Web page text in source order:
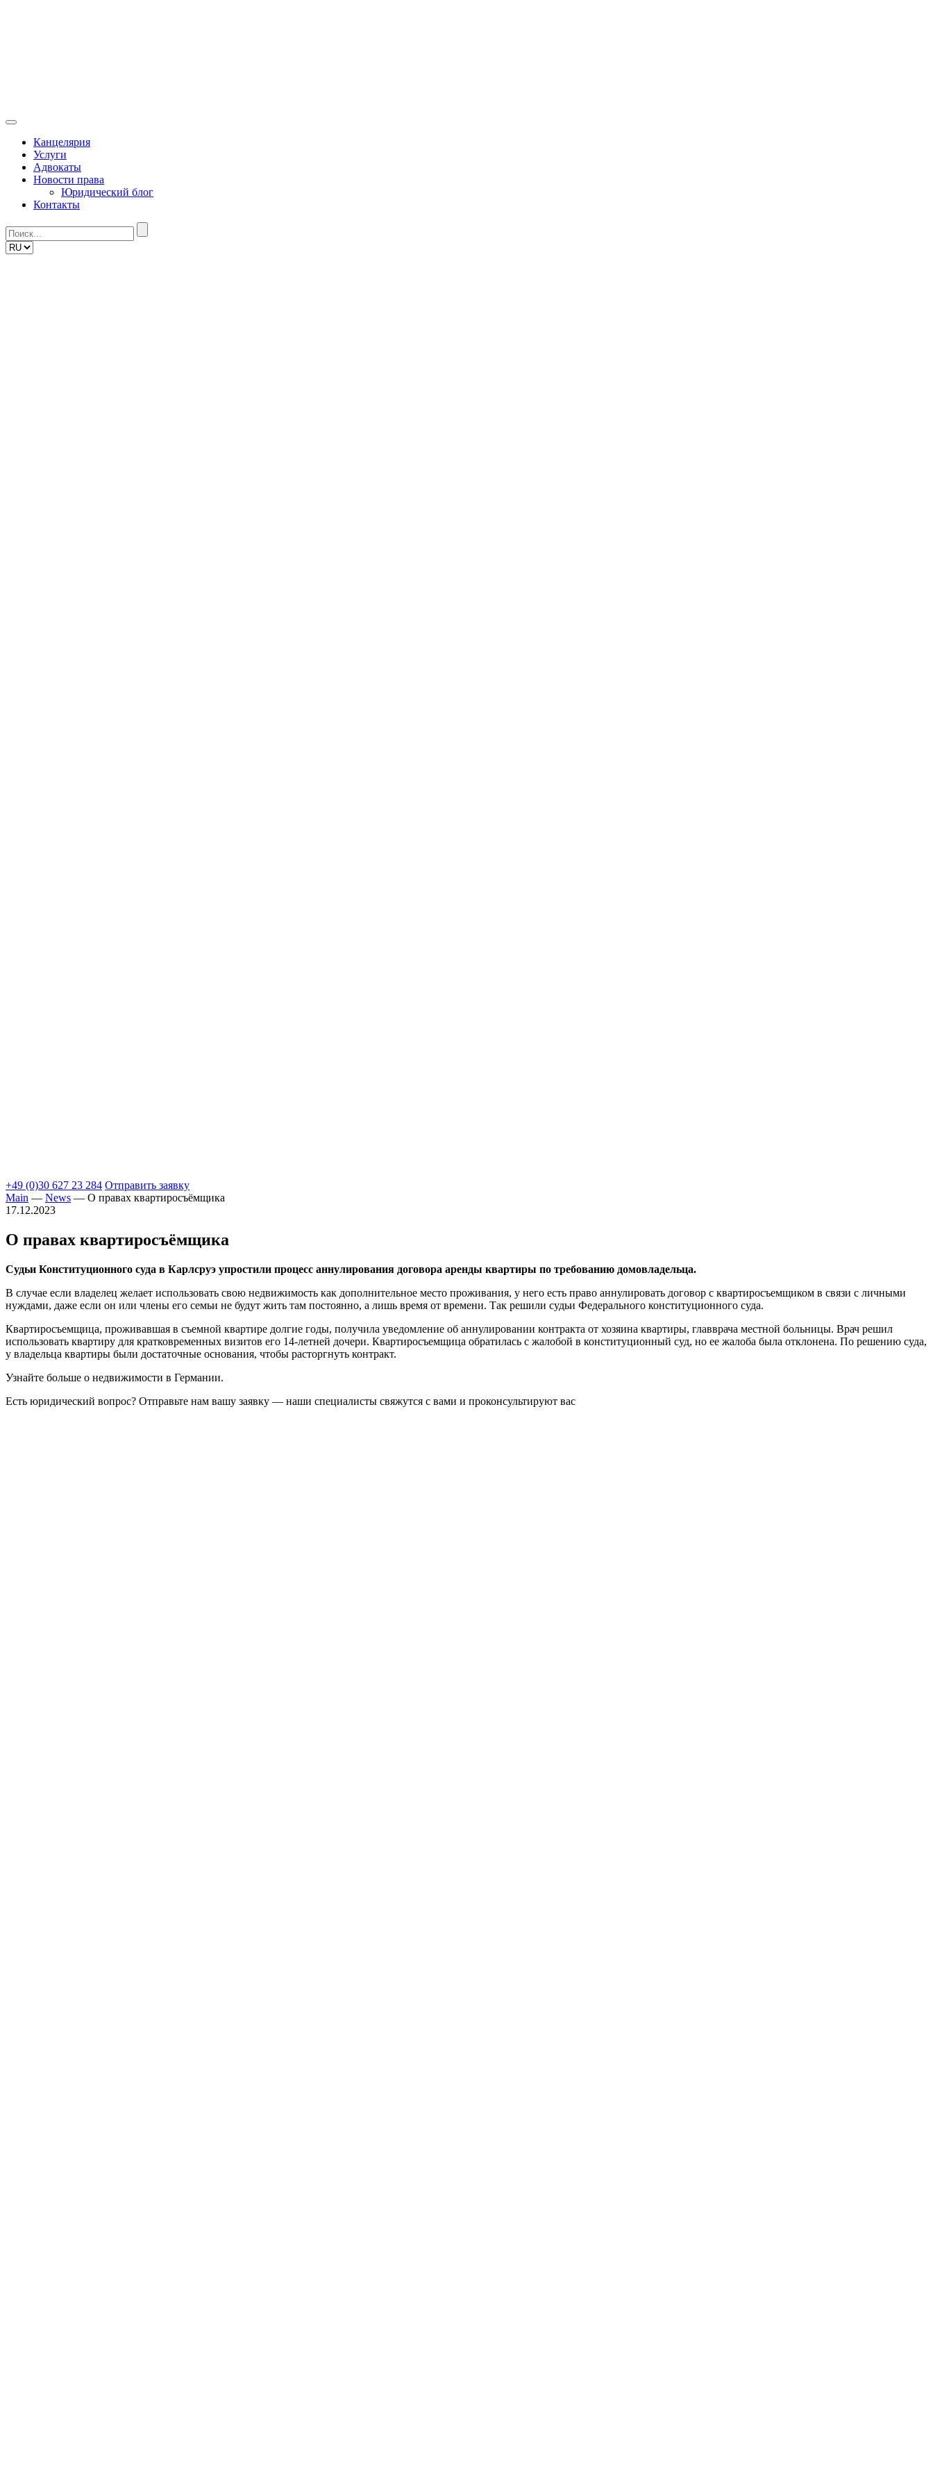
Канцелярия
Услуги
Адвокаты
Новости права
Юридический блог
Контакты
+49 (0)30 627 23 284 Отправить заявку
Main — News — О правах квартиросъёмщика
17.12.2023
О правах квартиросъёмщика
Судьи Конституционного суда в Карлсруэ упростили процесс аннулирования договора аренды квартиры по требованию домовладельца.
В случае если владелец желает использовать свою недвижимость как дополнительное место проживания, у него есть право аннулировать договор с квартиросъемщиком в связи с личными
нуждами, даже если он или члены его семьи не будут жить там постоянно, а лишь время от времени. Так решили судьи Федерального конституционного суда.
Квартиросъемщица, проживавшая в съемной квартире долгие годы, получила уведомление об аннулировании контракта от хозяина квартиры, главврача местной больницы. Врач решил
использовать квартиру для кратковременных визитов его 14-летней дочери. Квартиросъемщица обратилась с жалобой в конституционный суд, но ее жалоба была отклонена. По решению суда,
у владельца квартиры были достаточные основания, чтобы расторгнуть контракт.
Узнайте больше о недвижимости в Германии.
Есть юридический вопрос? Отправьте нам вашу заявку — наши специалисты свяжутся с вами и проконсультируют вас